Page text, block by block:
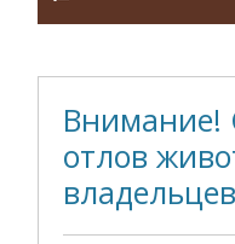
Внимание!
отлов